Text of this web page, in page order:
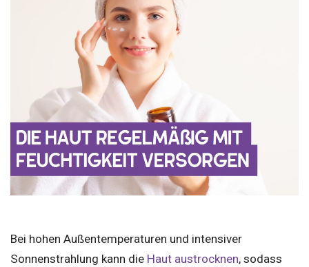
Bei hohen Außentemperaturen und intensiver
Sonnenstrahlung kann die Haut austrocknen, sodass